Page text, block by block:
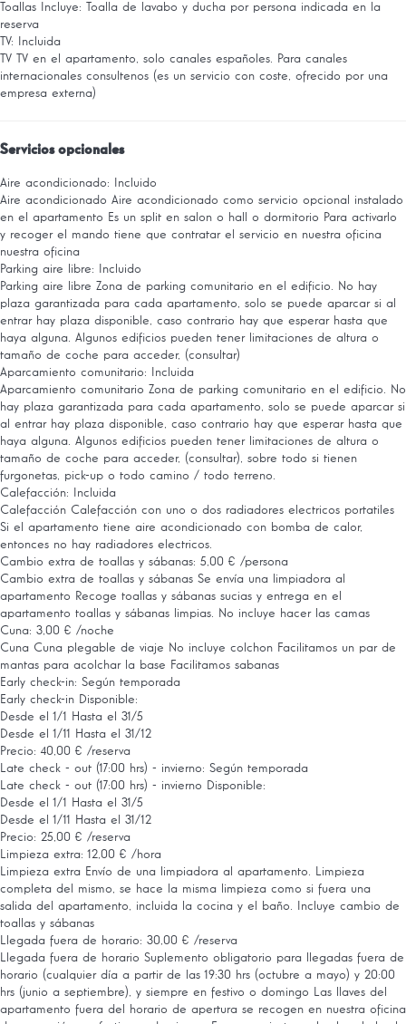
Toallas
Incluye: Toalla de lavabo y ducha por persona indicada en la
reserva
TV: Incluida
TV
TV en el apartamento, solo canales españoles. Para canales
internacionales consultenos (es un servicio con coste, ofrecido por una
empresa externa)
Servicios opcionales
Aire acondicionado: Incluido
Aire acondicionado Aire acondicionado como servicio opcional instalado
en el apartamento Es un split en salon o hall o dormitorio Para activarlo
y recoger el mando tiene que contratar el servicio en nuestra oficina
nuestra oficina
Parking aire libre: Incluido
Parking aire libre Zona de parking comunitario en el edificio. No hay
plaza garantizada para cada apartamento, solo se puede aparcar si al
entrar hay plaza disponible, caso contrario hay que esperar hasta que
haya alguna. Algunos edificios pueden tener limitaciones de altura o
tamaño de coche para acceder, (consultar)
Aparcamiento comunitario: Incluida
Aparcamiento comunitario Zona de parking comunitario en el edificio. No
hay plaza garantizada para cada apartamento, solo se puede aparcar si
al entrar hay plaza disponible, caso contrario hay que esperar hasta que
haya alguna. Algunos edificios pueden tener limitaciones de altura o
tamaño de coche para acceder, (consultar), sobre todo si tienen
furgonetas, pick-up o todo camino / todo terreno.
Calefacción: Incluida
Calefacción Calefacción con uno o dos radiadores electricos portatiles
Si el apartamento tiene aire acondicionado con bomba de calor,
entonces no hay radiadores electricos.
Cambio extra de toallas y sábanas: 5,00 € /persona
Cambio extra de toallas y sábanas Se envía una limpiadora al
apartamento Recoge toallas y sábanas sucias y entrega en el
apartamento toallas y sábanas limpias. No incluye hacer las camas
Cuna: 3,00 € /noche
Cuna Cuna plegable de viaje No incluye colchon Facilitamos un par de
mantas para acolchar la base Facilitamos sabanas
Early check-in: Según temporada
Early check-in Disponible:
Desde el 1/1 Hasta el 31/5
Desde el 1/11 Hasta el 31/12
Precio: 40,00 € /reserva
Late check - out (17:00 hrs) - invierno: Según temporada
Late check - out (17:00 hrs) - invierno Disponible:
Desde el 1/1 Hasta el 31/5
Desde el 1/11 Hasta el 31/12
Precio: 25,00 € /reserva
Limpieza extra: 12,00 € /hora
Limpieza extra Envío de una limpiadora al apartamento. Limpieza
completa del mismo, se hace la misma limpieza como si fuera una
salida del apartamento, incluida la cocina y el baño. Incluye cambio de
toallas y sábanas
Llegada fuera de horario: 30,00 € /reserva
Llegada fuera de horario Suplemento obligatorio para llegadas fuera de
horario (cualquier día a partir de las 19:30 hrs (octubre a mayo) y 20:00
hrs (junio a septiembre), y siempre en festivo o domingo Las llaves del
apartamento fuera del horario de apertura se recogen en nuestra oficina